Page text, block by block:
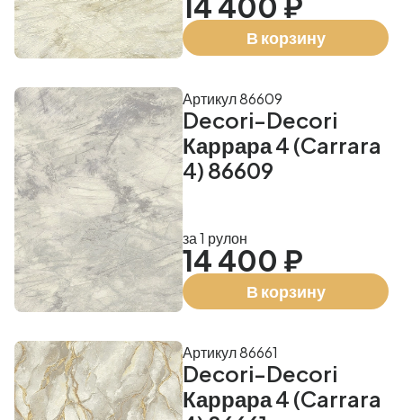
В корзину
Decori-Decori
Каррара 4 (Carrara
4) 86609
Артикул 86609
за 1 рулон
14 400 ₽
В корзину
Decori-Decori
Каррара 4 (Carrara
Артикул 86661